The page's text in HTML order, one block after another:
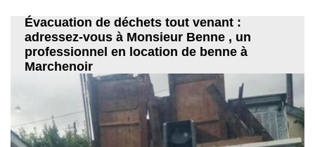
Évacuation de déchets tout venant :
adressez-vous à Monsieur Benne , un
professionnel en location de benne à
Marchenoir